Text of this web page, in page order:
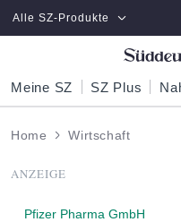
Zum Hauptinhalt springen
Alle SZ-Produkte
Meine SZ SZ Plus
Home Wirtschaft
ANZEIGE
Pfizer Pharma GmbH